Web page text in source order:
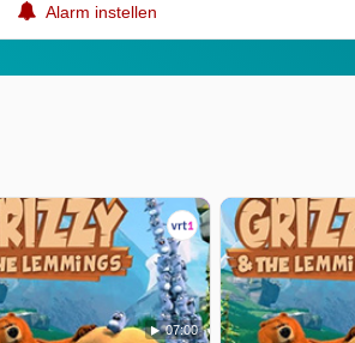
Alarm instellen
07:00